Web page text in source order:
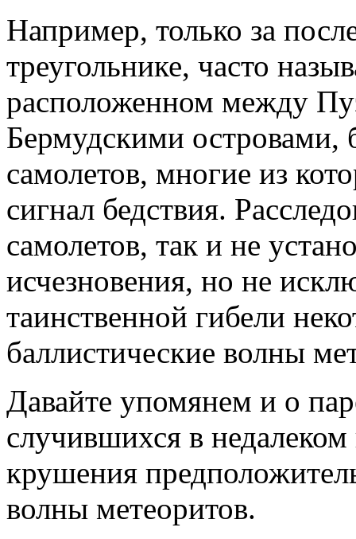
Например, только за
треугольнике, часто
расположенном между
Бермудскими островами,
самолетов, многие из
сигнал бедствия.
самолетов, так и не
исчезновения, но не
таинственной гибели
баллистические волны
Давайте упомянем и о
случившихся в
крушения
волны метеоритов.